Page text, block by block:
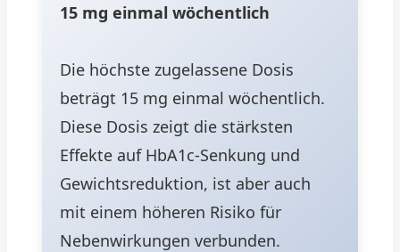
15 mg einmal wöchentlich
Die höchste zugelassene Dosis
beträgt 15 mg einmal wöchentlich.
Diese Dosis zeigt die stärksten
Effekte auf HbA1c-Senkung und
Gewichtsreduktion, ist aber auch
mit einem höheren Risiko für
Nebenwirkungen verbunden.